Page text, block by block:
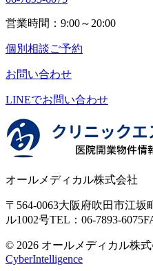
営業時間：9:00～20:00
個別相談ご予約
お問い合わせ
LINEでお問い合わせ
オールメディカル株式会社
〒564-0063大阪府吹田市江坂
ル1002号TEL：06-7893-6075
© 2026 オールメディカル株
CyberIntelligence